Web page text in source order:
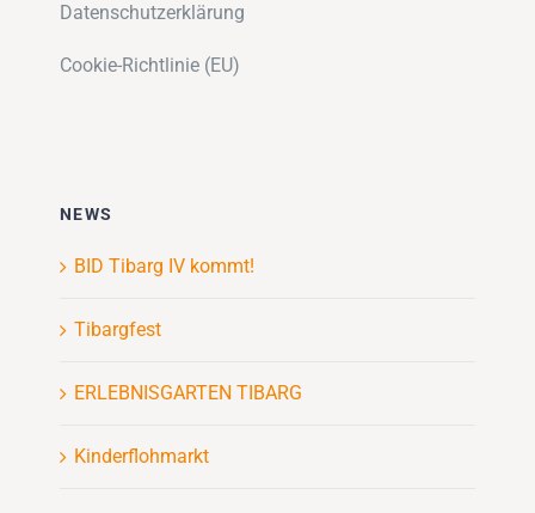
Datenschutzerklärung
Cookie-Richtlinie (EU)
NEWS
BID Tibarg IV kommt!
Tibargfest
ERLEBNISGARTEN TIBARG
Kinderflohmarkt